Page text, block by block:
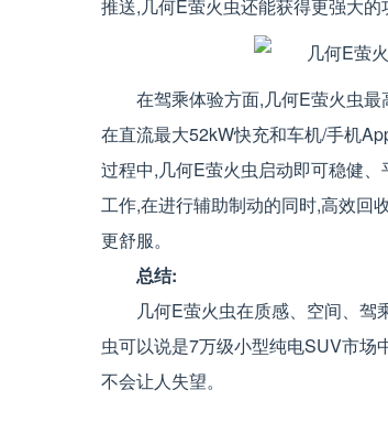
推送,几何E萤火虫还能获得更强大的
在驾乘体验方面,几何E萤火虫
在直流最大52kW快充和车机/手机
过程中,几何E萤火虫启动即可稳健
工作,在进行辅助制动的同时,高效回
更舒服。
总结:
几何E萤火虫在质感、空间、驾
虫可以说是7万级小型纯电SUV市场
不会让人失望。